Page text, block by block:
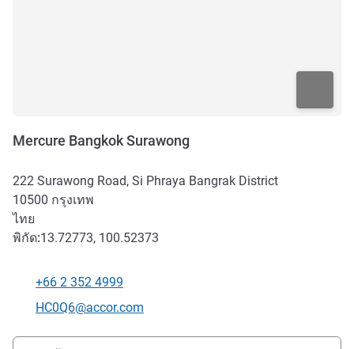
Mercure Bangkok Surawong
222 Surawong Road, Si Phraya Bangrak District
10500 กรุงเทพ
ไทย
พิกัด:13.72773, 100.52373
โทรศัพท์
+66 2 352 4999
อีเมลติดต่อ
HC0Q6@accor.com